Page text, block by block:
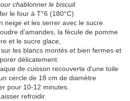
chablonner le biscuit
le four à T°6 (180°C)
neige et les serrer avec le sucre.
d'amandes, la fécule de pomme
et le sucre glace,
les blancs montés et bien fermes et
délicatement.
de cuisson recouverte d'une toile
cercle de 18 cm de diamètre
pour 10-12 minutes.
refroidir.